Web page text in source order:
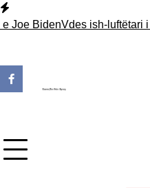
Skip
toBidenVdes ish-luftëtari i